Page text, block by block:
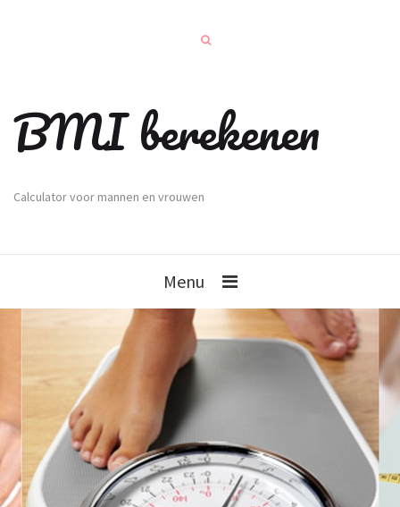
BMI berekenen
Calculator voor mannen en vrouwen
Menu